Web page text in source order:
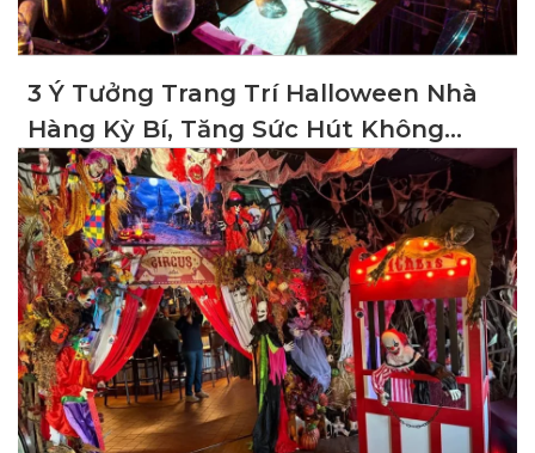
3 Ý Tưởng Trang Trí Halloween Nhà
Hàng Kỳ Bí, Tăng Sức Hút Không
Gian